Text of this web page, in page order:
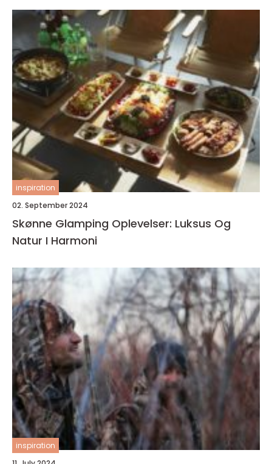
inspiration
02. September 2024
Skønne Glamping Oplevelser: Luksus Og
Natur I Harmoni
inspiration